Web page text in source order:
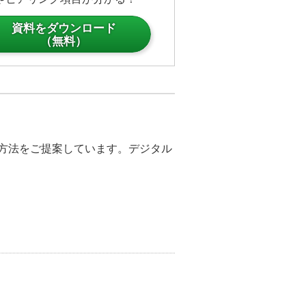
が周知徹底をお手伝いしま
予防の徹底にも最適です。
資料をダウンロード
（無料）
法をご提案しています。デジタル